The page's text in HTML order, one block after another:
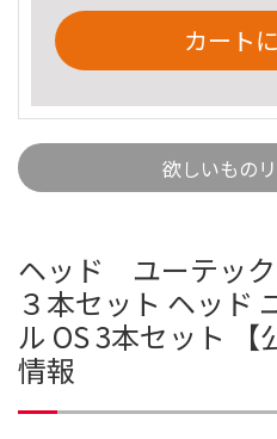
カート
欲しいもの
ヘッド ユーテッ
３本セット ヘッド
ル OS 3本セット
情報